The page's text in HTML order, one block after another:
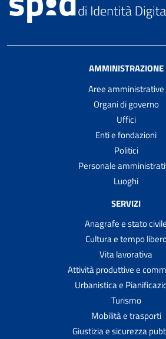
AMMINISTRAZIONE
Aree amministrative
Organi di governo
Uffici
Enti e fondazioni
Politici
Personale
Luoghi
SERVIZI
Anagrafe e stato civile
Cultura e tempo
Vita lavorativa
Attività produttive e
Urbanistica e
Turismo
Mobilità e trasporti
Giustizia e sicurezza